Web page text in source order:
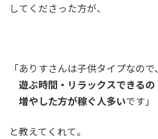
してくださった方が、
「ありすさんは子供タイプなので、
遊ぶ時間・リラックスできるの
増やした方が稼ぐ人多いです」
と教えてくれて。